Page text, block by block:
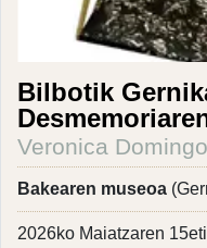
Bilbotik
Veronica
Bakearen museoa
2026ko Maiatzaren